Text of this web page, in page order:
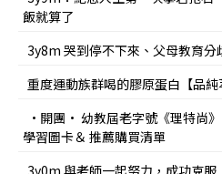
飯就算了
3y8m 哭到停不下來、父母教育分
重度運動族群喝的膠原蛋白【品純
•開團• 幼教屆老字號《理特尚
學習圖卡＆ 推薦購買清單